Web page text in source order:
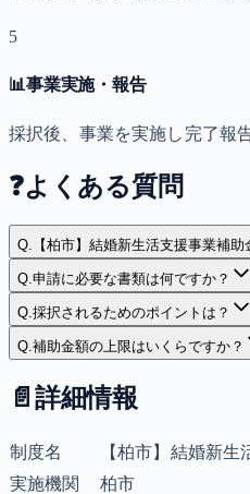
5
📊事業実施・報告
採択後、事業を実施し完了報
❓よくある質問
Q. 【柏市】結婚新生活支援事業補
Q.申請に必要な書類は何ですか？
Q.採択されるためのポイントは？
Q.補助金額の上限はいくらですか？
📄 詳細情報
制度名
【柏市】結婚新
実施機関
柏市